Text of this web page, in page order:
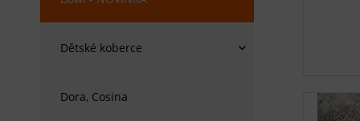
Dětské koberce
Dora, Cosina